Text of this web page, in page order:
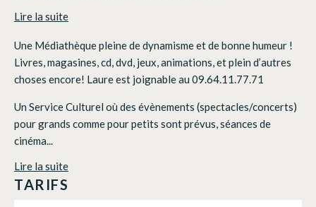
Lire la suite
Une Médiathèque pleine de dynamisme et de bonne humeur !
Livres, magasines, cd, dvd, jeux, animations, et plein d’autres
choses encore! Laure est joignable au 09.64.11.77.71
Un Service Culturel où des évènements (spectacles/concerts)
pour grands comme pour petits sont prévus, séances de
cinéma...
Lire la suite
TARIFS